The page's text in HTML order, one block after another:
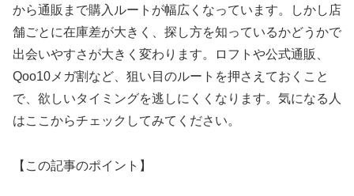
から通販まで購入ルートが幅広くなっています。しかし店
舗ごとに在庫差が大きく、探し方を知っているかどうかで
出会いやすさが大きく変わります。ロフトや公式通販、
Qoo10メガ割など、狙い目のルートを押さえておくこと
で、欲しいタイミングを逃しにくくなります。気になる人
はここからチェックしてみてください。
【この記事のポイント】